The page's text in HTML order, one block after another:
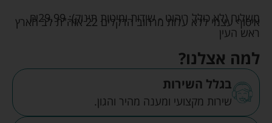
משלוח (לא כולל ריהוט - שידות ומיטות תינוק): ₪29.99
איסוף עצמי ללא עלות מרחוב הדקלים 22 אזה"ת לב הארץ
ראש העין
למה אצלנו?
בגלל השירות
שירות מקצועי ומענה מהיר והגון.